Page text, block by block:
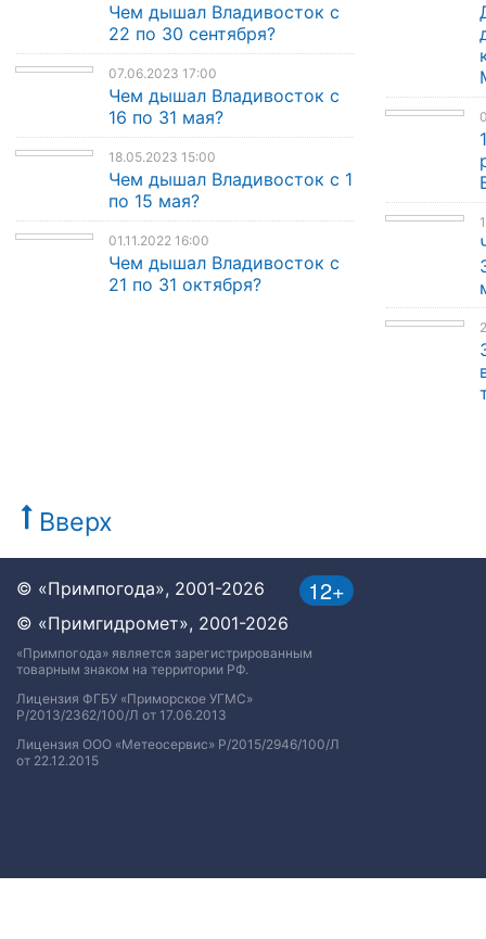
Чем дышал Владивосток с
22 по 30 сентября?
07.06.2023 17:00
Чем дышал Владивосток с
16 по 31 мая?
18.05.2023 15:00
Чем дышал Владивосток с 1
по 15 мая?
01.11.2022 16:00
Чем дышал Владивосток с
21 по 31 октября?
Вверх
12+
© «Примпогода», 2001-2026
© «Примгидромет», 2001-2026
«Примпогода» является зарегистрированным
товарным знаком на территории РФ.
Лицензия ФГБУ «Приморское УГМС»
Р/2013/2362/100/Л от 17.06.2013
Лицензия ООО «Метеосервис» Р/2015/2946/100/Л
от 22.12.2015